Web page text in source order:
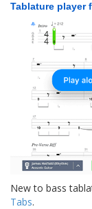
Tablature player
New to bass
Tabs.